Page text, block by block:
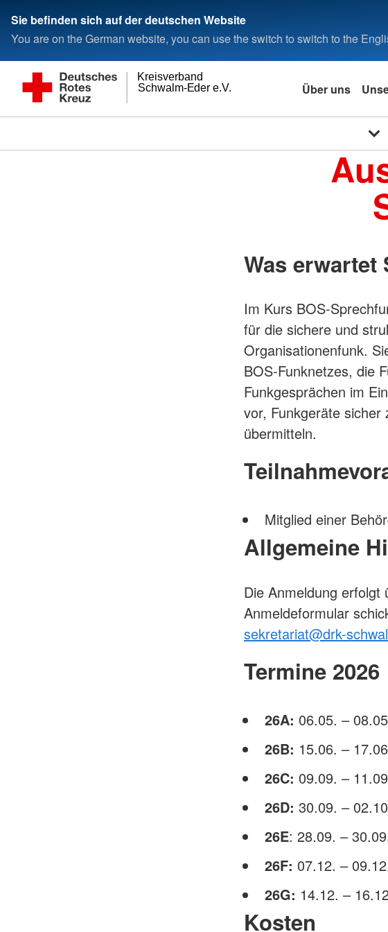
Sie befinden sich auf der deutschen Website
You are on the German website, you can use the switch to switch to the
Schwalm-Eder e.V.
Kreisverband
Über uns
Was erwartet
Im Kurs BOS-
für die sichere und
Organisationenfunk.
BOS-Funknetzes, die
Funkgesprächen im
vor, Funkgeräte sicher
übermitteln.
Mitglied einer
Allgemeine
Die Anmeldung erfolgt
Anmeldeformular
sekretariat@drk-
Termine 2026
26A: 06.05. –
26B: 15.06. –
26C: 09.09. –
26D: 30.09. –
26E: 28.09. –
26F: 07.12. –
26G: 14.12. –
Kosten